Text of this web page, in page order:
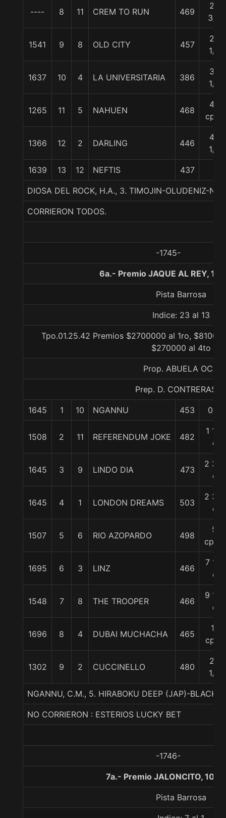
---- 8 11 CREM TO RUN 469
22
3/4
1541 9 8 OLD CITY 457
23
1/4
1637 10 4 LA UNIVERSITARIA 386
32
1/2
1265 11 5 NAHUEN 468
44
cpos
1366 12 2 DARLING 446
49
1/4
1639 13 12 NEFTIS 437
DIOSA DEL ROCK, H.A., 3. TIMOJIN-OLUDENIZ-
CORRIERON TODOS.
-1745-
6a.- Premio JAQUE AL REY,
Pista Barrosa
Indice: 23 al 13
Tpo.01.25.42 Premios $2700000 al 1ro,
$270000 al 4to
Prop. ABUELA OCA
Prep. D. CONTRERAS A.
1645 1 10 NGANNU 453 0/0
1508 2 11 REFERENDUM JOKE 482
1 1/4
c
1645 3 9 LINDO DIA 473
2 3/4
c
1645 4 1 LONDON DREAMS 503
2 3/4
c
1507 5 6 RIO AZOPARDO 498
5
cpos.
1695 6 3 LINZ 466
7 1/2
c
1548 7 8 THE TROOPER 466
9 1/2
c
1696 8 4 DUBAI MUCHACHA 465
11
cpos
1302 9 2 CUCCINELLO 480
22
1/4
NGANNU, C.M., 5. HIRABOKU DEEP (JAP)-BLACK
NO CORRIERON : ESTERIOS LUCKY BET
-1746-
7a.- Premio JALONCITO,
Pista Barrosa